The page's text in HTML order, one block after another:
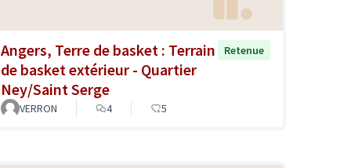
Angers, Terre de basket : Terrain
de basket extérieur - Quartier
Ney/Saint Serge
Retenue
VERRON 4 5